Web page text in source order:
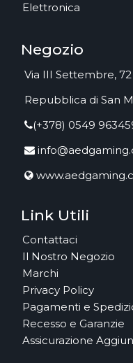
Elettronica
Negozio
Via III Settembre,
Repubblica di San
(+378) 0549
Link Utili
Contattaci
Il Nostro Negozio
Marchi
Privacy Policy
Pagamenti e
Recesso e Garanzie
Assicurazione